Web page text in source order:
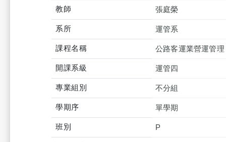
教師 張庭榮
系所 運管系
課程名稱 公路客運業營運管理
開課系級 運管四
專業組別 不分組
學期序 單學期
班別 P